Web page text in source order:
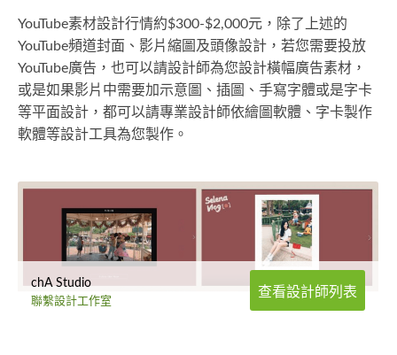
YouTube素材設計行情約$300-$2,000元，除了上述的
YouTube頻道封面、影片縮圖及頭像設計，若您需要投放
YouTube廣告，也可以請設計師為您設計橫幅廣告素材，
或是如果影片中需要加示意圖、插圖、手寫字體或是字卡
等平面設計，都可以請專業設計師依繪圖軟體、字卡製作
軟體等設計工具為您製作。
chA Studio
聯繫設計工作室
查看設計師列表